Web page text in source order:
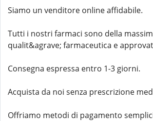
Siamo un venditore online affidabile.
Tutti i nostri farmaci sono della
qualit&agrave; farmaceutica e
Consegna espressa entro 1-3 giorni.
Acquista da noi senza prescrizione
Offriamo metodi di pagamento